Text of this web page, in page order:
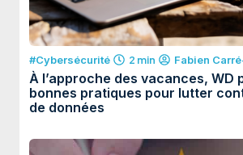
#Cybersécurité 2 min Fabien
À l’approche des vacances, WD
bonnes pratiques pour lutter
de données